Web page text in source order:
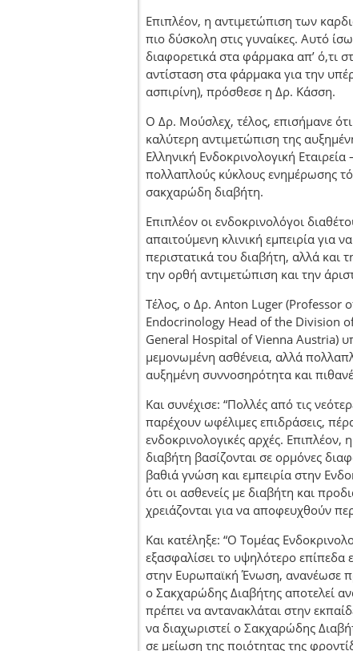
Επιπλέον, η αντιμετώπιση των
πιο δύσκολη στις γυναίκες. Αυτό
διαφορετικά στα φάρμακα απ’ ό,τι
αντίσταση στα φάρμακα για την
ασπιρίνη), πρόσθεσε η Δρ. Κάσση.
Ο Δρ. Μούσλεχ, τέλος, επισήμανε
καλύτερη αντιμετώπιση της
Ελληνική Ενδοκρινολογική
πολλαπλούς κύκλους ενημέρωσης
σακχαρώδη διαβήτη.
Επιπλέον οι ενδοκρινολόγοι
απαιτούμενη κλινική εμπειρία για
περιστατικά του διαβήτη, αλλά και
την ορθή αντιμετώπιση και την
Τέλος, ο Δρ. Anton Luger (Professor
Endocrinology Head of the Division
General Hospital of Vienna Austria)
μεμονωμένη ασθένεια, αλλά
αυξημένη συννοσηρότητα και
Και συνέχισε: “Πολλές από τις
παρέχουν ωφέλιμες επιδράσεις,
ενδοκρινολογικές αρχές. Επιπλέον,
διαβήτη βασίζονται σε ορμόνες
βαθιά γνώση και εμπειρία στην
ότι οι ασθενείς με διαβήτη και
χρειάζονται για να αποφευχθούν
Και κατέληξε: “Ο Τομέας
εξασφαλίσει το υψηλότερο επίπεδα
στην Ευρωπαϊκή Ένωση, ανανέωσε
ο Σακχαρώδης Διαβήτης αποτελεί
πρέπει να αντανακλάται στην
να διαχωριστεί ο Σακχαρώδης
σε μείωση της ποιότητας της